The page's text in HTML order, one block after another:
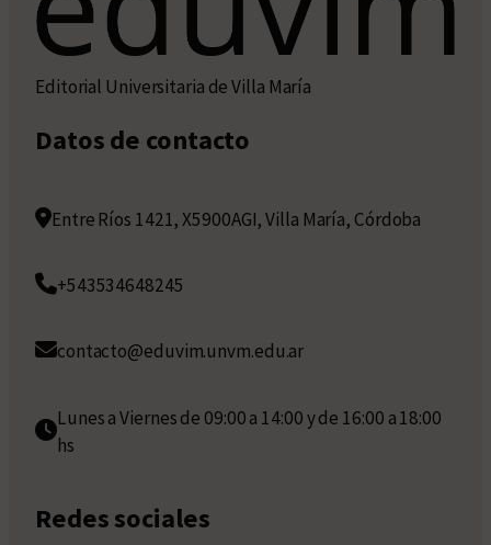
Editorial Universitaria de Villa María
Datos de contacto
Entre Ríos 1421, X5900AGI, Villa María, Córdoba
+543534648245
contacto@eduvim.unvm.edu.ar
Lunes a Viernes de 09:00 a 14:00 y de 16:00 a 18:00
hs
Redes sociales